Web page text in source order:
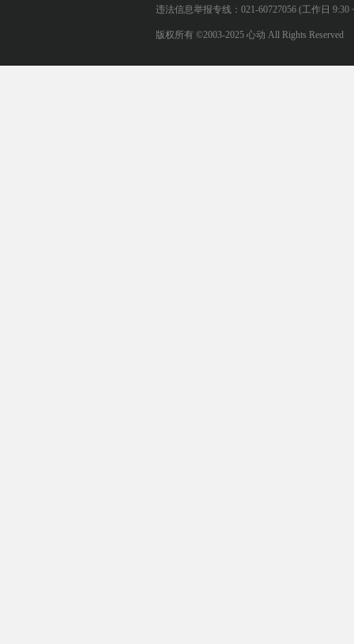
违法信息举报专线：021-60727056 (工作日 9:30
版权所有 ©2003-2025 心动 All Rights Reserved